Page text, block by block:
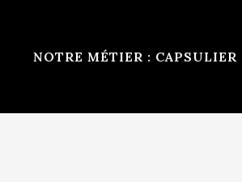
NOTRE MÉTIER : CAPSULIER